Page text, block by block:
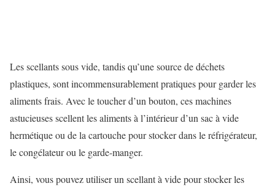
Les scellants sous vide, tandis qu’une source de déchets
plastiques, sont incommensurablement pratiques pour garder les
aliments frais. Avec le toucher d’un bouton, ces machines
astucieuses scellent les aliments à l’intérieur d’un sac à vide
hermétique ou de la cartouche pour stocker dans le réfrigérateur,
le congélateur ou le garde-manger.
Ainsi, vous pouvez utiliser un scellant à vide pour stocker les